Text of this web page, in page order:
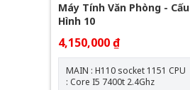
Máy Tính Văn Phòng - Cấu
Hình 10
4,150,000 ₫
MAIN : H110 socket 1151 CPU
: Core I5 7400t 2.4Ghz